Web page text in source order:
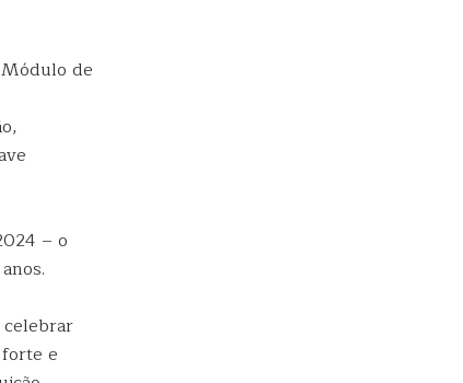
de
– o
celebrar
e